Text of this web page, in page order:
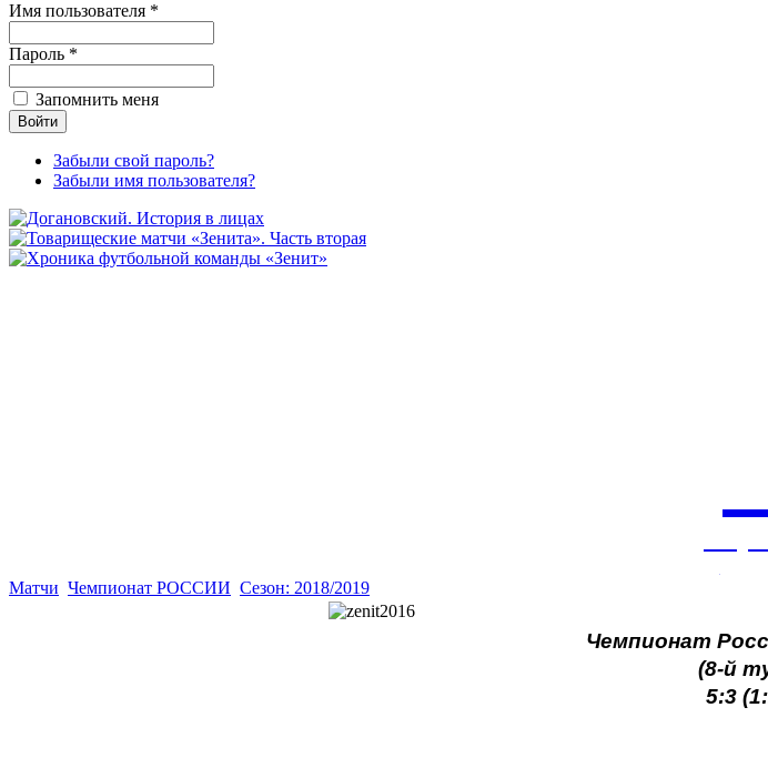
Имя пользователя *
Пароль *
Запомнить меня
Забыли свой пароль?
Забыли имя пользователя?
Матчи Чемпионат РОССИИ Сезон: 2018/2019
Чемпионат
(8-й
5:3